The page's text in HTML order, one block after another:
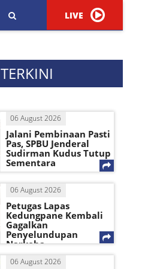
LIVE
TERKINI
06 August 2026
Jalani Pembinaan Pasti
Pas, SPBU Jenderal
Sudirman Kudus Tutup
Sementara
06 August 2026
Petugas Lapas
Kedungpane Kembali
Gagalkan
Penyelundupan
Narkoba
06 August 2026